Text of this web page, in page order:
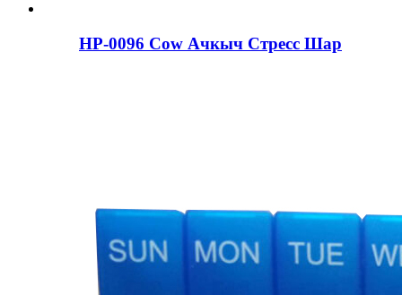
HP-0096 Cow Ачкыч Стресс Шар